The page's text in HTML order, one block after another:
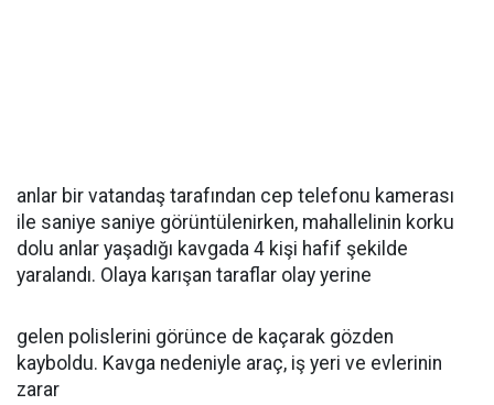
anlar bir vatandaş tarafından cep telefonu kamerası
ile saniye saniye görüntülenirken, mahallelinin korku
dolu anlar yaşadığı kavgada 4 kişi hafif şekilde
yaralandı. Olaya karışan taraflar olay yerine
gelen polislerini görünce de kaçarak gözden
kayboldu. Kavga nedeniyle araç, iş yeri ve evlerinin
zarar